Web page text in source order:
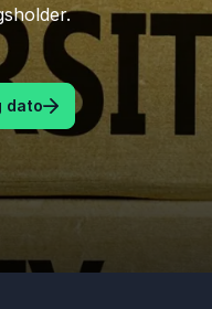
dato